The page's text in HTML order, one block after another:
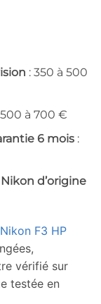
: 350 à 500
500 à 700 €
6 mois:
d’origine
Nikon F3 HP
vérifié sur
testée en